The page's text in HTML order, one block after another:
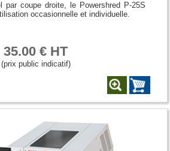
par coupe droite, le Powershred P-25S
occasionnelle et individuelle.
35.00 € HT
(prix public indicatif)